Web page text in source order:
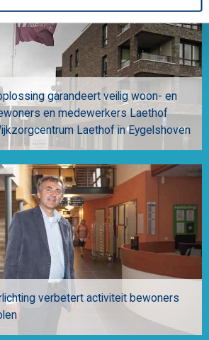
garandeert veilig woon- en
en medewerkers Laethof
Laethof in Eygelshoven
verbetert activiteit bewoners